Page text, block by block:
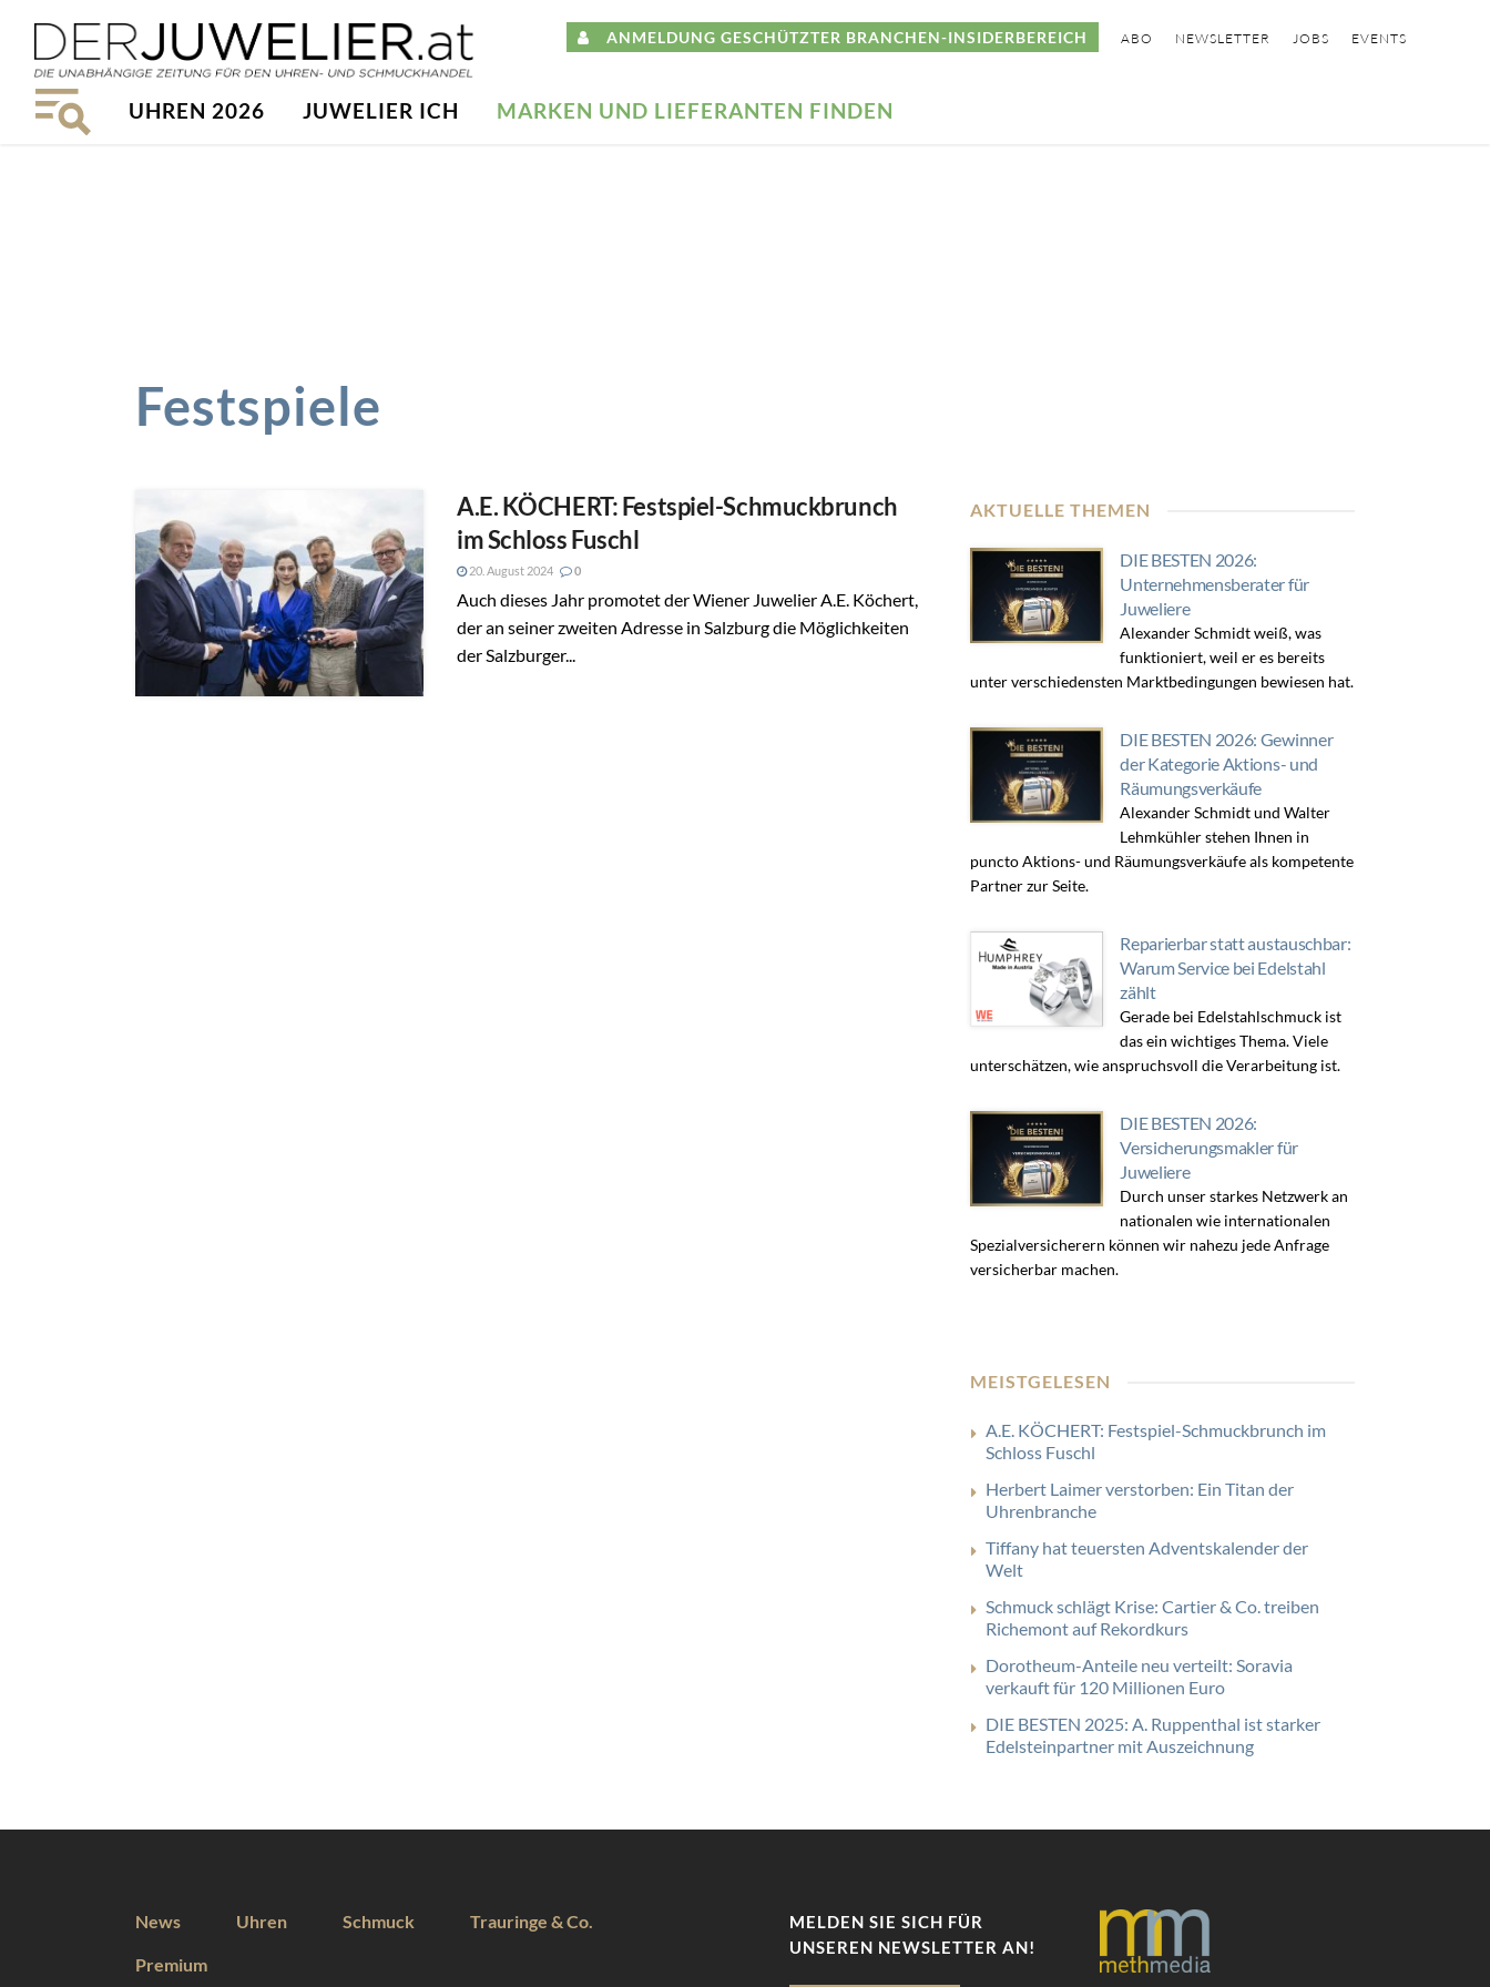
ANMELDUNG GESCHÜTZTER BRANCHEN-INSIDERBEREICH ABO NEWSLETTER JOBS EVENTS
UHREN 2026 JUWELIER ICH MARKEN UND LIEFERANTEN FINDEN
Festspiele
A.E. KÖCHERT: Festspiel-Schmuckbrunch
im Schloss Fuschl
20. August 2024 0
Auch dieses Jahr promotet der Wiener Juwelier A.E. Köchert,
der an seiner zweiten Adresse in Salzburg die Möglichkeiten
der Salzburger...
AKTUELLE THEMEN
DIE BESTEN 2026:
Unternehmensberater für
Juweliere
Alexander Schmidt weiß, was
funktioniert, weil er es bereits
unter verschiedensten Marktbedingungen bewiesen hat.
DIE BESTEN 2026: Gewinner
der Kategorie Aktions- und
Räumungsverkäufe
Alexander Schmidt und Walter
Lehmkühler stehen Ihnen in
puncto Aktions- und Räumungsverkäufe als kompetente
Partner zur Seite.
Reparierbar statt austauschbar:
Warum Service bei Edelstahl
zählt
Gerade bei Edelstahlschmuck ist
das ein wichtiges Thema. Viele
unterschätzen, wie anspruchsvoll die Verarbeitung ist.
DIE BESTEN 2026:
Versicherungsmakler für
Juweliere
Durch unser starkes Netzwerk an
nationalen wie internationalen
Spezialversicherern können wir nahezu jede Anfrage
versicherbar machen.
MEISTGELESEN
A.E. KÖCHERT: Festspiel-Schmuckbrunch im
Schloss Fuschl
Herbert Laimer verstorben: Ein Titan der
Uhrenbranche
Tiffany hat teuersten Adventskalender der
Welt
Schmuck schlägt Krise: Cartier & Co. treiben
Richemont auf Rekordkurs
Dorotheum-Anteile neu verteilt: Soravia
verkauft für 120 Millionen Euro
DIE BESTEN 2025: A. Ruppenthal ist starker
Edelsteinpartner mit Auszeichnung
News Uhren Schmuck Trauringe & Co.
Premium
MELDEN SIE SICH FÜR
UNSEREN NEWSLETTER AN!